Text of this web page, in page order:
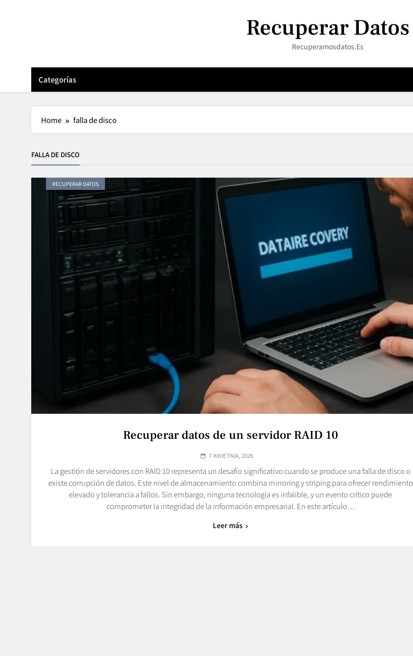
Recuperar Datos
Recuperamosdatos.es
Categorías
Home falla de disco
FALLA DE DISCO
RECUPERAR DATOS
Recuperar datos de un servidor RAID 10
7 KWIETNIA, 2026
La gestión de servidores con RAID 10 representa un desafío significativo cuando se produce una falla de disco o
existe corrupción de datos. Este nivel de almacenamiento combina mirroring y striping para ofrecer rendimiento
elevado y tolerancia a fallos. Sin embargo, ninguna tecnología es infalible, y un evento crítico puede
comprometer la integridad de la información empresarial. En este artículo…
Leer más